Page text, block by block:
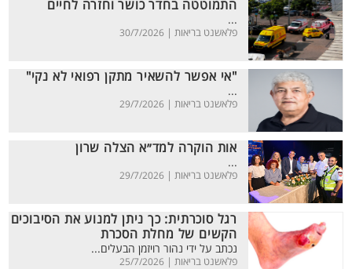
התמוטטה בחדר כושר וחזרה לחיים
...
פלאשנט בריאות | 30/7/2026
"אי אפשר להשאיר מתקן רפואי לא נקי"
...
פלאשנט בריאות | 29/7/2026
אות הוקרה למד״א הצלה שרון
...
פלאשנט בריאות | 29/7/2026
רגל סוכרתית: כך ניתן למנוע את הסיבוכים
הקשים של מחלת הסכרת
נכתב על ידי נהור רויזמן הבעלים...
פלאשנט בריאות | 25/7/2026